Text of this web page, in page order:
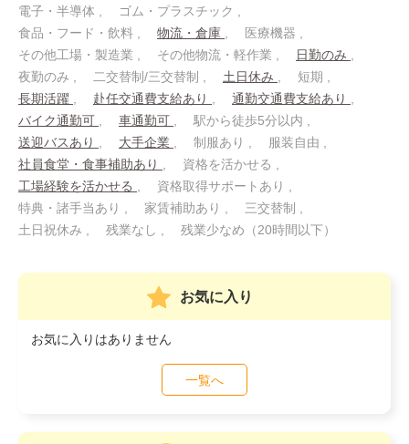
電子・半導体
ゴム・プラスチック
食品・フード・飲料
物流・倉庫
医療機器
その他工場・製造業
その他物流・軽作業
日勤のみ
夜勤のみ
二交替制/三交替制 土日休み
短期
長期活躍
赴任交通費支給あり
通勤交通費支給あり
バイク通勤可
車通勤可
駅から徒歩5分以内
送迎バスあり
大手企業 制服あり
服装自由
社員食堂・食事補助あり
資格を活かせる
工場経験を活かせる
資格取得サポートあり
特典・諸手当あり
家賃補助あり
三交替制
土日祝休み
残業なし 残業少なめ（20時間以下）
お気に入り
お気に入りはありません
一覧へ